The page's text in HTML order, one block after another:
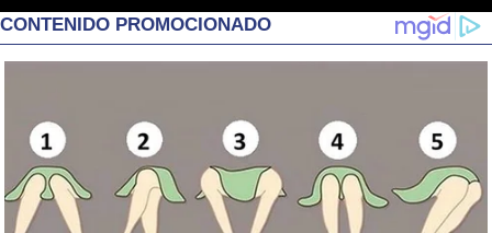
CONTENIDO PROMOCIONADO